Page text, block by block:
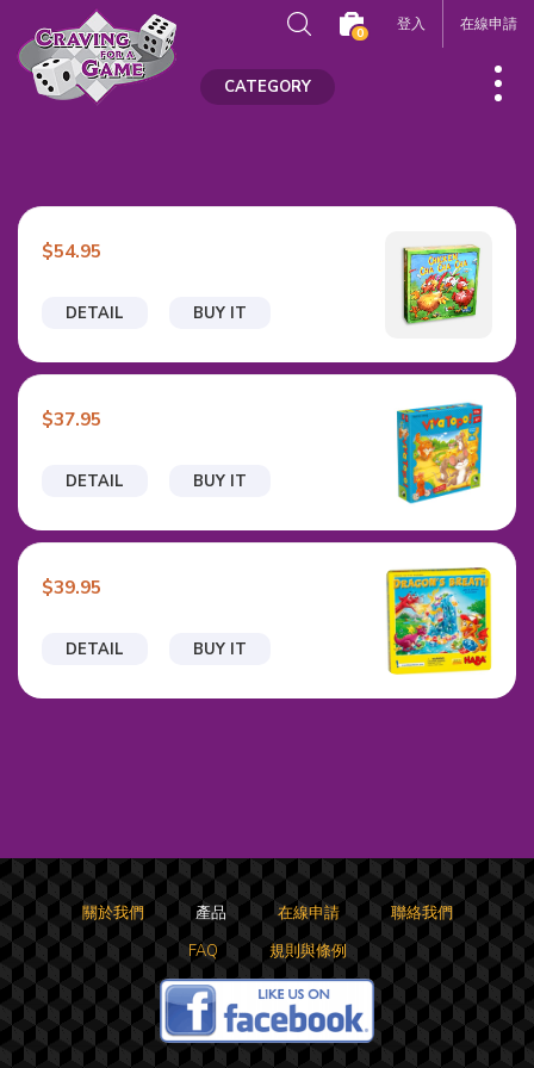
0 登入 在線申請
DETAIL BUY IT
$54.95
DETAIL BUY IT
$37.95
DETAIL BUY IT
$39.95
CATEGORY
關於我們 產品 在線申請
聯絡我們
FAQ
規則與條例